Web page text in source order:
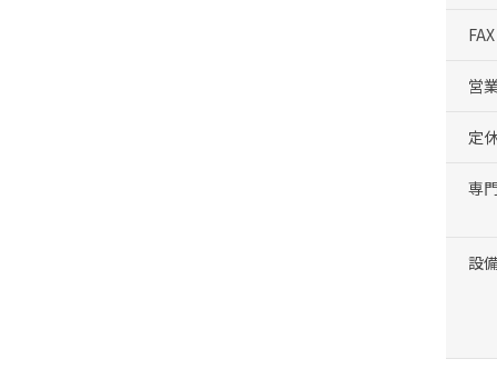
FAX
営
定
専
設